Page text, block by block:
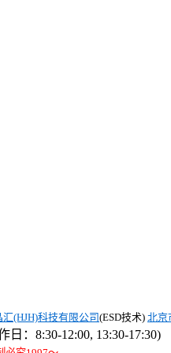
汇(HJH)科技有限公司(ESD技术) 北京
日：8:30-12:00, 13:30-17:30)